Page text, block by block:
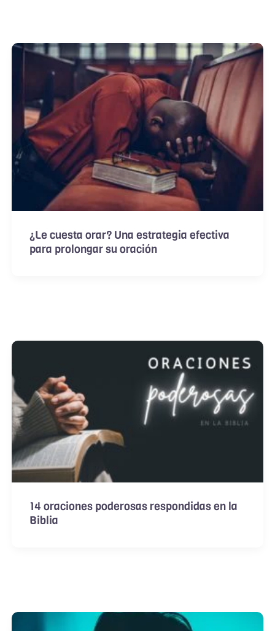
¿Le cuesta orar? Una estrategia efectiva
para prolongar su oración
14 oraciones poderosas respondidas en la
Biblia